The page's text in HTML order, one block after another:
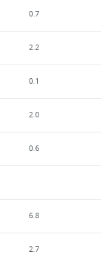
0.7
2.2
0.1
2.0
0.6
6.8
2.7